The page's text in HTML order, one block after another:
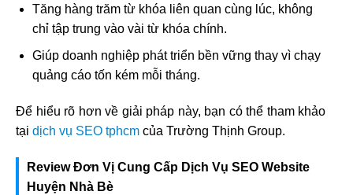
Tăng hàng trăm từ khóa liên quan cùng lúc, không
chỉ tập trung vào vài từ khóa chính.
Giúp doanh nghiệp phát triển bền vững thay vì chạy
quảng cáo tốn kém mỗi tháng.
Để hiểu rõ hơn về giải pháp này, bạn có thể tham khảo
tại dịch vụ SEO tphcm của Trường Thịnh Group.
Review Đơn Vị Cung Cấp Dịch Vụ SEO Website
Huyện Nhà Bè